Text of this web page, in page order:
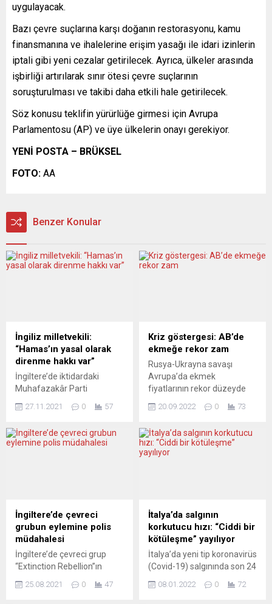
uygulayacak.
Bazı çevre suçlarına karşı doğanın restorasyonu, kamu
finansmanına ve ihalelerine erişim yasağı ile idari izinlerin
iptali gibi yeni cezalar getirilecek. Ayrıca, ülkeler arasında
işbirliği artırılarak sınır ötesi çevre suçlarının
soruşturulması ve takibi daha etkili hale getirilecek.
Söz konusu teklifin yürürlüğe girmesi için Avrupa
Parlamentosu (AP) ve üye ülkelerin onayı gerekiyor.
YENİ POSTA – BRÜKSEL
FOTO: AA
Benzer Konular
İngiliz milletvekili:
“Hamas’ın yasal olarak
direnme hakkı var”
İngiltere’de iktidardaki
Muhafazakâr Parti
ülkesinin Filistin’de Gazze’yi
Hareketi’ni (Hamas) terör
örgütleri listesine alma
parlamentoda yaptığı
konuşmada, İngiltere’nin
Hamas’ı terör örgütü ilan
karar) Gazze’ye herhangi bir
şey sokmak üzerinde...
27.11.2021 0 57
Kriz göstergesi: AB’de
ekmeğe rekor zam
Rusya-Ukrayna savaşı
Avrupa’da ekmek
fiyatlarının rekor düzeyde
ekmeğe ortalama yüzde 18
savaşının ekonomik etkileri
Avrupa’da enerji kadar gıda
rekor düzeyde zamlandı.
Avrupa İstatistik Dairesi
Eurostat’ın pazartesi günü
Lüksemburg’da yaptığı
açıklamada, Ağustos...
20.09.2022 0 73
İngiltere’de çevreci
grubun eylemine polis
müdahalesi
İngiltere’de çevreci grup
“Extinction Rebellion”ın
etti. Başkent Londra’da
25.08.2021 0 47
İtalya’da salgının
korkutucu hızı: “Ciddi bir
kötüleşme” yayılıyor
İtalya’da yeni tip koronavirüs
(Covid-19) salgınında son 24
304 yeni vaka saptandı. Son
08.01.2022 0 72